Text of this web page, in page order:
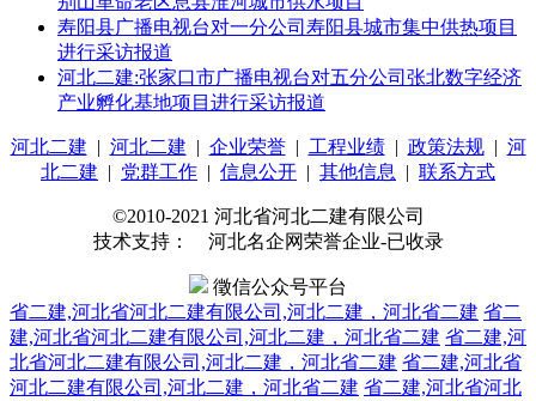
寿阳县广播电视台对一分公司寿阳县城市集中供热项目
进行采访报道
河北二建:张家口市广播电视台对五分公司张北数字经济
产业孵化基地项目进行采访报道
河北二建 | 河北二建 | 企业荣誉| 工程业绩| 政策法规| 河
北二建 | 党群工作 | 信息公开 | 其他信息 | 联系方式
©2010-2021 河北省河北二建有限公司
技术支持： 河北名企网荣誉企业-已收录
徵信公众号平台
省二建,河北省河北二建有限公司,河北二建，河北省二建 省二
建,河北省河北二建有限公司,河北二建，河北省二建 省二建,河
北省河北二建有限公司,河北二建，河北省二建 省二建,河北省
河北二建有限公司,河北二建，河北省二建 省二建,河北省河北